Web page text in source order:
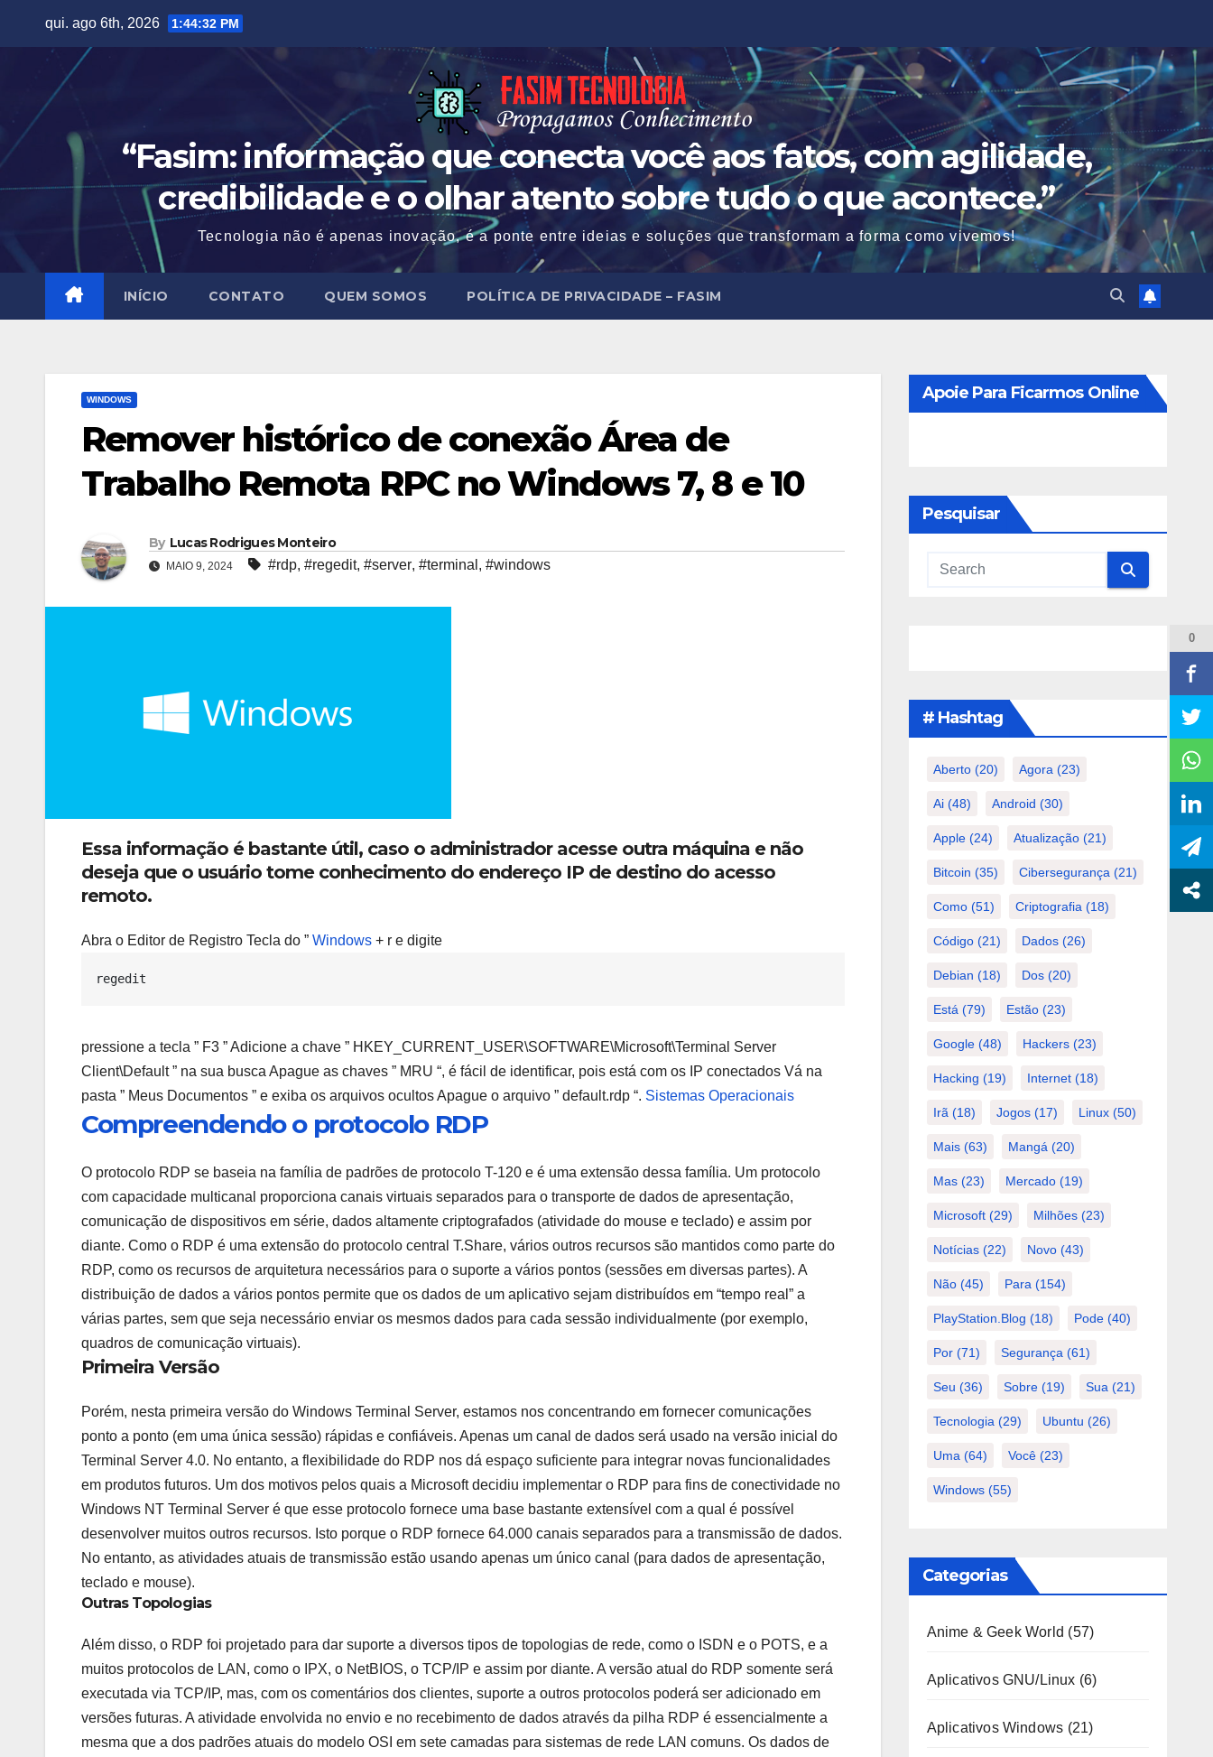
qui. ago 6th, 2026 1:44:33 PM
“Fasim: informação que conecta você aos fatos, com agilidade,
credibilidade e o olhar atento sobre tudo o que acontece.”
Tecnologia não é apenas inovação, é a ponte entre ideias e soluções que transformam a forma como vivemos!
INÍCIO CONTATO QUEM SOMOS POLÍTICA DE PRIVACIDADE – FASIM
WINDOWS
Remover histórico de conexão Área de
Trabalho Remota RPC no Windows 7, 8 e 10
By Lucas Rodrigues Monteiro
MAIO 9, 2024 #rdp, #regedit, #server, #terminal , #windows
Essa informação é bastante útil, caso o administrador acesse outra máquina e não
deseja que o usuário tome conhecimento do endereço IP de destino do acesso
remoto.
Abra o Editor de Registro Tecla do ” Windows + r e digite
regedit
pressione a tecla ” F3 ” Adicione a chave ” HKEY_CURRENT_USER\SOFTWARE\Microsoft\Terminal Server
Client\Default ” na sua busca Apague as chaves ” MRU “, é fácil de identificar, pois está com os IP conectados Vá na
pasta ” Meus Documentos ” e exiba os arquivos ocultos Apague o arquivo ” default.rdp “. Sistemas Operacionais
Compreendendo o protocolo RDP
O protocolo RDP se baseia na família de padrões de protocolo T-120 e é uma extensão dessa família. Um protocolo
com capacidade multicanal proporciona canais virtuais separados para o transporte de dados de apresentação,
comunicação de dispositivos em série, dados altamente criptografados (atividade do mouse e teclado) e assim por
diante. Como o RDP é uma extensão do protocolo central T.Share, vários outros recursos são mantidos como parte do
RDP, como os recursos de arquitetura necessários para o suporte a vários pontos (sessões em diversas partes). A
distribuição de dados a vários pontos permite que os dados de um aplicativo sejam distribuídos em “tempo real” a
várias partes, sem que seja necessário enviar os mesmos dados para cada sessão individualmente (por exemplo,
quadros de comunicação virtuais).
Primeira Versão
Porém, nesta primeira versão do Windows Terminal Server, estamos nos concentrando em fornecer comunicações
ponto a ponto (em uma única sessão) rápidas e confiáveis. Apenas um canal de dados será usado na versão inicial do
Terminal Server 4.0. No entanto, a flexibilidade do RDP nos dá espaço suficiente para integrar novas funcionalidades
em produtos futuros. Um dos motivos pelos quais a Microsoft decidiu implementar o RDP para fins de conectividade no
Windows NT Terminal Server é que esse protocolo fornece uma base bastante extensível com a qual é possível
desenvolver muitos outros recursos. Isto porque o RDP fornece 64.000 canais separados para a transmissão de dados.
No entanto, as atividades atuais de transmissão estão usando apenas um único canal (para dados de apresentação,
teclado e mouse).
Outras Topologias
Além disso, o RDP foi projetado para dar suporte a diversos tipos de topologias de rede, como o ISDN e o POTS, e a
muitos protocolos de LAN, como o IPX, o NetBIOS, o TCP/IP e assim por diante. A versão atual do RDP somente será
executada via TCP/IP, mas, com os comentários dos clientes, suporte a outros protocolos poderá ser adicionado em
versões futuras. A atividade envolvida no envio e no recebimento de dados através da pilha RDP é essencialmente a
mesma que a dos padrões atuais do modelo OSI em sete camadas para sistemas de rede LAN comuns. Os dados de
Apoie Para Ficarmos Online
Pesquisar
# Hashtag
Aberto(20) Agora (23)
Ai(48) Android (30)
Apple(24) Atualização(21)
Bitcoin (35) Cibersegurança (21)
Como(51) Criptografia (18)
Código(21) Dados(26)
Debian (18) Dos(20)
Está (79) Estão(23)
Google(48) Hackers(23)
Hacking (19) Internet(18)
Irã (18) Jogos(17) Linux(50)
Mais(63) Mangá (20)
Mas(23) Mercado(19)
Microsoft(29) Milhões(23)
Notícias(22) Novo(43)
Não(45) Para (154)
PlayStation.Blog (18) Pode(40)
Por(71) Segurança (61)
Seu (36) Sobre(19) Sua (21)
Tecnologia (29) Ubuntu (26)
Uma (64) Você(23)
Windows(55)
Categorias
Anime & Geek World (57)
Aplicativos GNU/Linux (6)
Aplicativos Windows (21)
0